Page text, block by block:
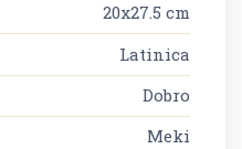
20x27.5 cm
Latinica
Dobro
Meki